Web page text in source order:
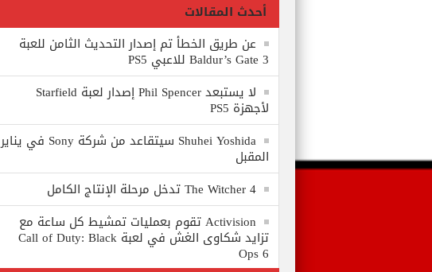
أحدث المقالات
عن طريق الخطأ تم إصدار التحديث الثامن للعبة
Baldur’s Gate 3 للاعبي PS5
لا يستبعد Phil Spencer إصدار لعبة Starfield
لأجهزة PS5
Shuhei Yoshida سيتقاعد من شركة Sony في يناير
المقبل
The Witcher 4 تدخل مرحلة الإنتاج الكامل
Activision تقوم بعمليات تمشيط كل ساعة مع
تزايد شكاوى الغش في لعبة Call of Duty: Black
Ops 6